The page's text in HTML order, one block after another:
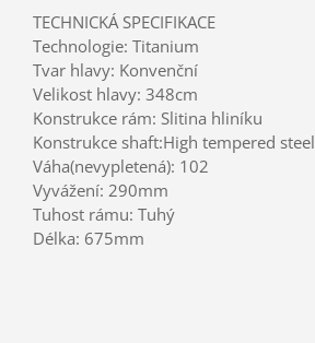
TECHNICKÁ SPECIFIKACE
Technologie: Titanium
Tvar hlavy: Konvenční
Velikost hlavy: 348cm
Konstrukce rám: Slitina hliníku
Konstrukce shaft:High tempered steel
Váha(nevypletená): 102
Vyvážení: 290mm
Tuhost rámu: Tuhý
Délka: 675mm